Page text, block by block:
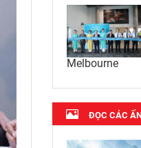
Melbourne
ĐỌC CÁC